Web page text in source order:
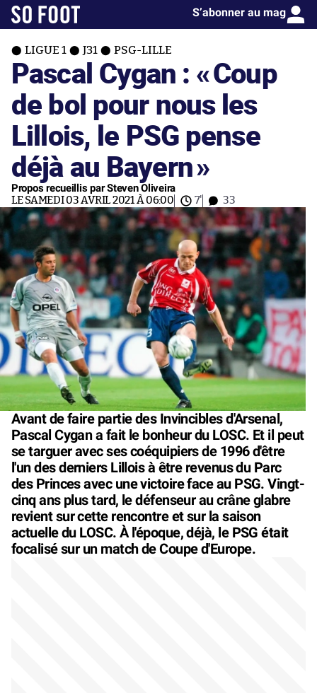
S’abonner au mag
LIGUE 1 J31 PSG-LILLE
Pascal Cygan : «Coup
de bol pour nous les
Lillois, le PSG pense
déjà au Bayern»
Propos recueillis par Steven Oliveira
LE SAMEDI 03 AVRIL 2021 À 06:00 7' 33
Avant de faire partie des Invincibles d'Arsenal,
Pascal Cygan a fait le bonheur du LOSC. Et il peut
se targuer avec ses coéquipiers de 1996 d'être
l'un des derniers Lillois à être revenus du Parc
des Princes avec une victoire face au PSG. Vingt-
cinq ans plus tard, le défenseur au crâne glabre
revient sur cette rencontre et sur la saison
actuelle du LOSC. À l'époque, déjà, le PSG était
focalisé sur un match de Coupe d'Europe.